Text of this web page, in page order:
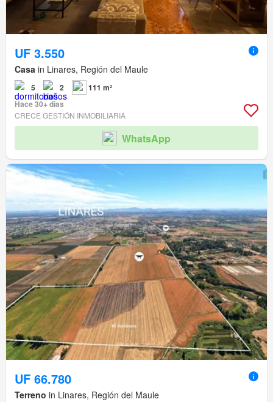
UF 3.550
Casa in Linares, Región del Maule
5 2
111 m²
Hace 30+ días
CRECE GESTIÓN INMOBILIARIA
WhatsApp
UF 66.780
Terreno in Linares, Región del Maule